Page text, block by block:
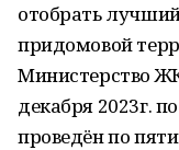
отобрать
придомовой
Министерство
декабря 2023г.
проведён по